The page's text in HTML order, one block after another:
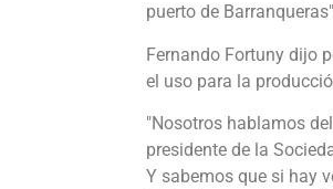
puerto de
Fernando Fortuny dijo
el uso para la
"Nosotros hablamos
presidente de la
Y sabemos que si hay